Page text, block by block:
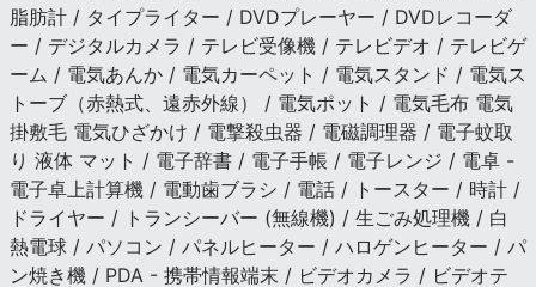
脂肪計 / タイプライター / DVDプレーヤー / DVDレコーダ
ー / デジタルカメラ / テレビ受像機 / テレビデオ / テレビゲ
ーム / 電気あんか / 電気カーペット / 電気スタンド / 電気ス
トーブ（赤熱式、遠赤外線） / 電気ポット / 電気毛布 電気
掛敷毛 電気ひざかけ / 電撃殺虫器 / 電磁調理器 / 電子蚊取
り 液体 マット / 電子辞書 / 電子手帳 / 電子レンジ / 電卓 -
電子卓上計算機 / 電動歯ブラシ / 電話 / トースター / 時計 /
ドライヤー / トランシーバー (無線機) / 生ごみ処理機 / 白
熱電球 / パソコン / パネルヒーター / ハロゲンヒーター / パ
ン焼き機 / PDA - 携帯情報端末 / ビデオカメラ / ビデオテ